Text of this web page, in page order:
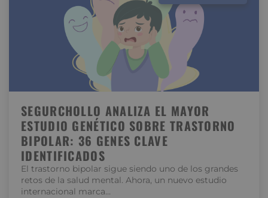
SEGURCHOLLO ANALIZA EL MAYOR
ESTUDIO GENÉTICO SOBRE TRASTORNO
BIPOLAR: 36 GENES CLAVE
IDENTIFICADOS
El trastorno bipolar sigue siendo uno de los grandes
retos de la salud mental. Ahora, un nuevo estudio
internacional marca…